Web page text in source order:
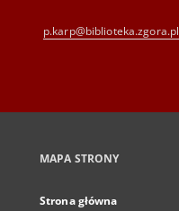
p.karp@biblioteka.zgora.pl
MAPA STRONY
Strona główna